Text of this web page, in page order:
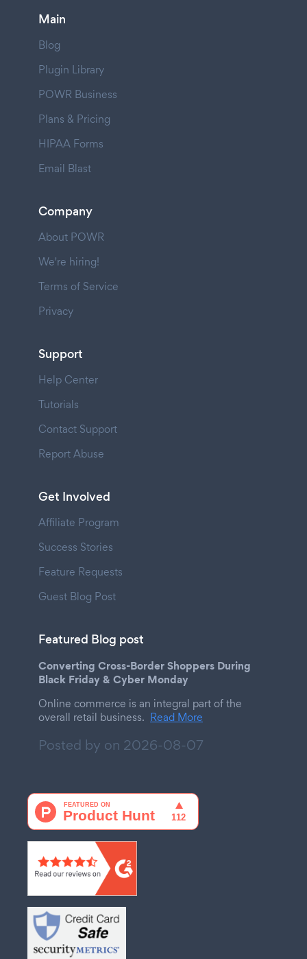
Main
Blog
Plugin Library
POWR Business
Plans & Pricing
HIPAA Forms
Email Blast
Company
About POWR
We're hiring!
Terms of Service
Privacy
Support
Help Center
Tutorials
Contact Support
Report Abuse
Get Involved
Affiliate Program
Success Stories
Feature Requests
Guest Blog Post
Featured Blog post
Converting Cross-Border Shoppers During
Black Friday & Cyber Monday
Online commerce is an integral part of the
overall retail business. Read More
Posted by on 2026-08-07